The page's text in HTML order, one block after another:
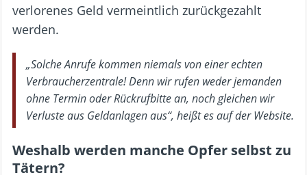
verlorenes Geld vermeintlich zurückgezahlt
werden.
„Solche Anrufe kommen niemals von einer echten
Verbraucherzentrale! Denn wir rufen weder jemanden
ohne Termin oder Rückrufbitte an, noch gleichen wir
Verluste aus Geldanlagen aus“, heißt es auf der Website.
Weshalb werden manche Opfer selbst zu
Tätern?